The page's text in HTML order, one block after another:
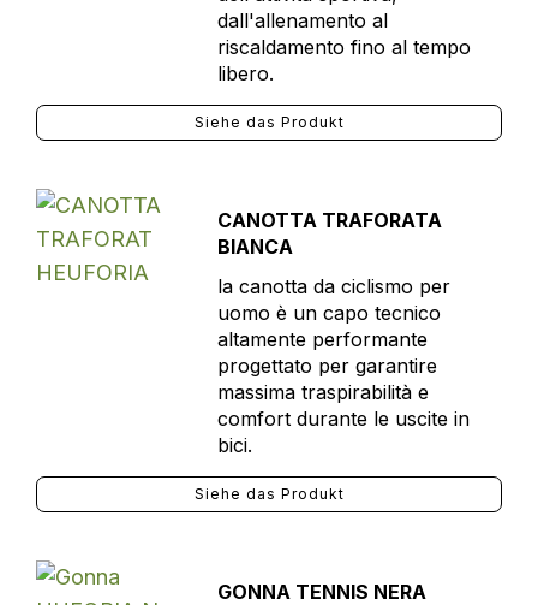
dall'allenamento al
riscaldamento fino al tempo
libero.
Siehe das Produkt
CANOTTA TRAFORATA
BIANCA
la canotta da ciclismo per
uomo è un capo tecnico
altamente performante
progettato per garantire
massima traspirabilità e
comfort durante le uscite in
bici.
Siehe das Produkt
GONNA TENNIS NERA